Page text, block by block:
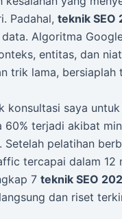
Padahal, teknik SEO
Algoritma
entitas, dan
trik lama, bersiaplah
konsultasi saya
terjadi akibat
. Setelah pelatihan
tercapai dalam 12
7 teknik SEO
dan riset